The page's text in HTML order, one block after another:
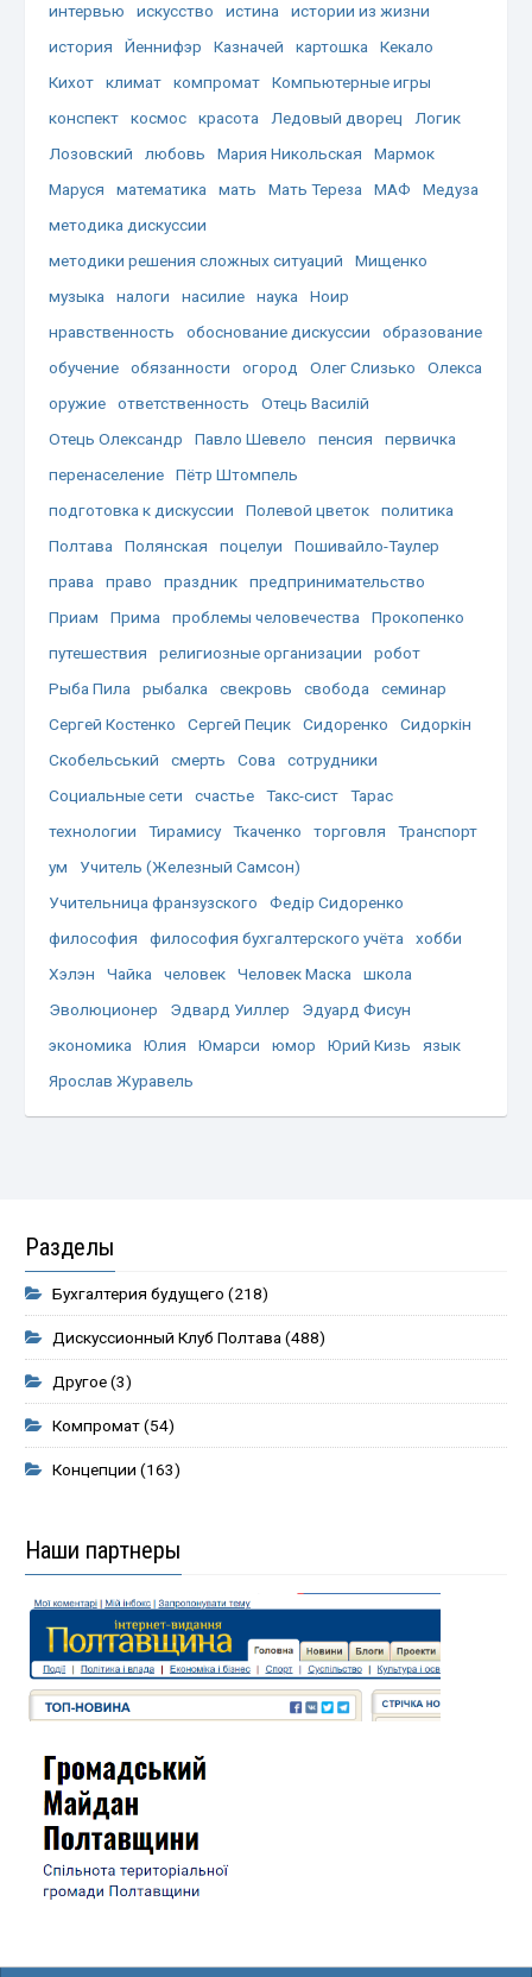
интервью
искусство истина
истории из жизни
история
Йеннифэр Казначей картошка
Кекало
Кихот
климат компромат
Компьютерные игры
конспект
космос красота Ледовый дворец
Логик
Лозовский
любовь Мария Никольская
Мармок
Маруся
математика мать Мать Тереза МАФ
Медуза
методика дискуссии
методики решения сложных ситуаций
Мищенко
музыка
налоги насилие наука
Ноир
нравственность
обоснование дискуссии
образование
обучение
обязанности огород Олег Слизько
Олекса
оружие
ответственность
Отець Василій
Отець Олександр
Павло Шевело пенсия
первичка
перенаселение
Пётр Штомпель
подготовка к дискуссии
Полевой цветок
политика
Полтава
Полянская поцелуи
Пошивайло-Таулер
права
право праздник
предпринимательство
Приам
Прима проблемы человечества
Прокопенко
путешествия
религиозные организации
робот
Рыба Пила
рыбалка свекровь свобода
семинар
Сергей Костенко
Сергей Пецик Сидоренко
Сидоркін
Скобельський
смерть Сова
сотрудники
Социальные сети
счастье Такс-сист
Тарас
технологии
Тирамису Ткаченко торговля
Транспорт
ум
Учитель (Железный Самсон)
Учительница франзузского
Федір Сидоренко
философия
философия бухгалтерского учёта
хобби
Хэлэн
Чайка человек Человек Маска
школа
Эволюционер
Эдвард Уиллер
Эдуард Фисун
экономика
Юлия Юмарси юмор Юрий Кизь
язык
Ярослав Журавель
Разделы
Бухгалтерия будущего (218)
Дискуссионный Клуб Полтава(488)
Другое(3)
Компромат(54)
Концепции (163)
Наши партнеры